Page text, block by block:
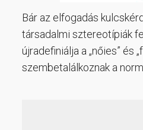
Bár az elfogadás
társadalmi sztereotípiák
újradefiniálja a „nőies” és
szembetalálkoznak a